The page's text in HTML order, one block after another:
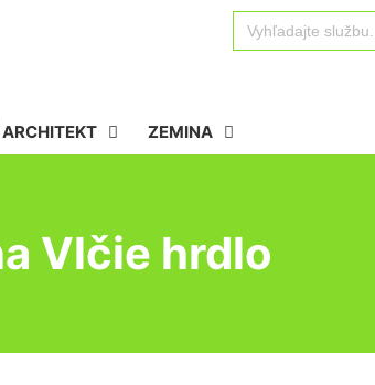
Search
for:
ZEMINA
Vlčie hrdlo